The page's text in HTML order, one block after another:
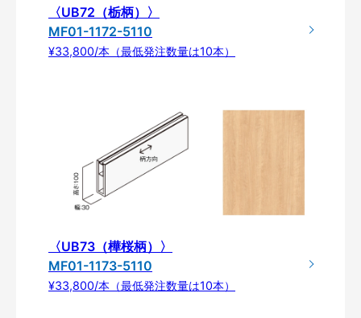
〈UB72（栃柄）〉
MF01-1172-5110
¥33,800/本（最低発注数量は10本）
〈UB73（樺桜柄）〉
MF01-1173-5110
¥33,800/本（最低発注数量は10本）